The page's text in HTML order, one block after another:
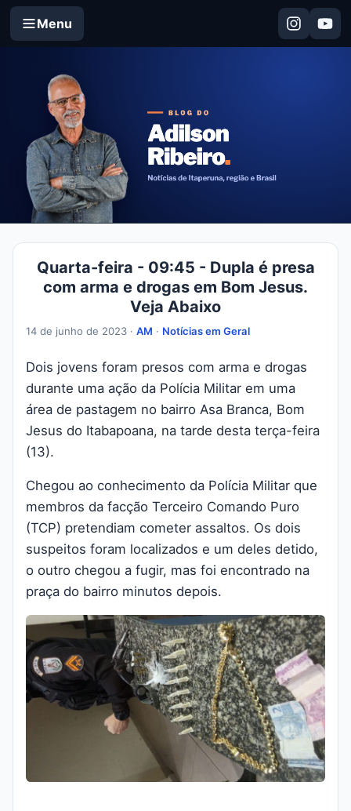
Menu
Quarta-feira - 09:45 - Dupla é presa
com arma e drogas em Bom Jesus.
Veja Abaixo
14 de junho de 2023 · AM · Notícias em Geral
Dois jovens foram presos com arma e drogas
durante uma ação da Polícia Militar em uma
área de pastagem no bairro Asa Branca, Bom
Jesus do Itabapoana, na tarde desta terça-feira
(13).
Chegou ao conhecimento da Polícia Militar que
membros da facção Terceiro Comando Puro
(TCP) pretendiam cometer assaltos. Os dois
suspeitos foram localizados e um deles detido,
o outro chegou a fugir, mas foi encontrado na
praça do bairro minutos depois.